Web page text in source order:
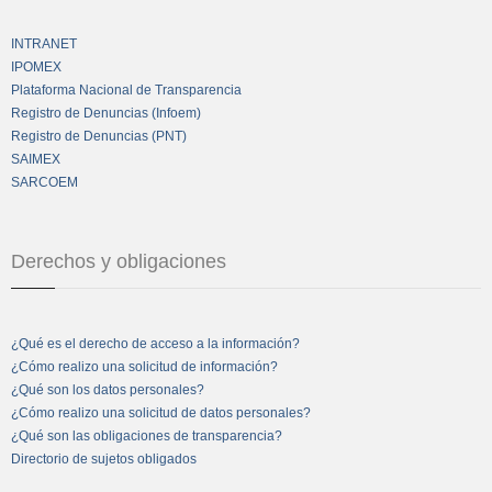
INTRANET
IPOMEX
Plataforma Nacional de Transparencia
Registro de Denuncias (Infoem)
Registro de Denuncias (PNT)
SAIMEX
SARCOEM
Derechos y obligaciones
¿Qué es el derecho de acceso a la información?
¿Cómo realizo una solicitud de información?
¿Qué son los datos personales?
¿Cómo realizo una solicitud de datos personales?
¿Qué son las obligaciones de transparencia?
Directorio de sujetos obligados